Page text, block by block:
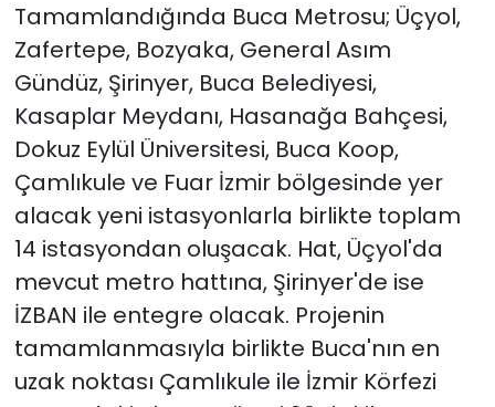
Tamamlandığında Buca Metrosu; Üçyol,
Zafertepe, Bozyaka, General Asım
Gündüz, Şirinyer, Buca Belediyesi,
Kasaplar Meydanı, Hasanağa Bahçesi,
Dokuz Eylül Üniversitesi, Buca Koop,
Çamlıkule ve Fuar İzmir bölgesinde yer
alacak yeni istasyonlarla birlikte toplam
14 istasyondan oluşacak. Hat, Üçyol'da
mevcut metro hattına, Şirinyer'de ise
İZBAN ile entegre olacak. Projenin
tamamlanmasıyla birlikte Buca'nın en
uzak noktası Çamlıkule ile İzmir Körfezi